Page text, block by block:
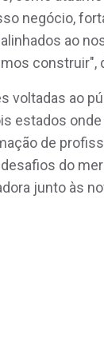
negócio,
ao
construir",
voltadas ao
estados onde
de
do
junto às